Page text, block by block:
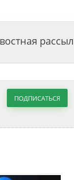
ПОДПИСАТЬСЯ